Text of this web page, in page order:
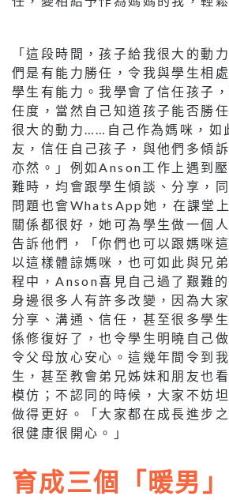
「這段時間，孩子給我很大的動
們是有能力勝任，令我與學生相
學生有能力。我學會了信任孩子
任度，當然自己知道孩子能否勝
很大的動力……自己作為媽咪，如
友，信任自己孩子，與他們多傾
亦然。」例如Anson工作上遇到
難時，均會跟學生傾談、分享，
問題也會WhatsApp她，在課堂
關係都很好，她可為學生做一個
告訴他們，「你們也可以跟媽咪
以這樣體諒媽咪，也可如此與兄
程中，Anson喜見自己過了艱難
身邊很多人有許多改變，因為大
分享、溝通、信任，甚至很多學
係修復好了，也令學生明曉自己
令父母放心安心。這幾年間令到
生，甚至教會弟兄姊妹和朋友也
模仿；不認同的時候，大家不妨
做得更好。「大家都在成長進步
很健康很開心。」
育成三個「暖男」